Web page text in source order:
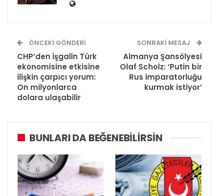
ÖNCEKI GÖNDERI
CHP’den işgalin Türk
ekonomisine etkisine
ilişkin çarpıcı yorum:
On milyonlarca
dolara ulaşabilir
SONRAKI MESAJ
Almanya Şansölyesi
Olaf Scholz: ‘Putin bir
Rus imparatorluğu
kurmak istiyor’
BUNLARI DA BEĞENEBILIRSIN